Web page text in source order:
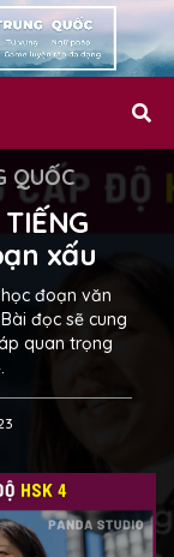
QUỐC
xấu
đoạn văn
đọc sẽ cung
quan trọng